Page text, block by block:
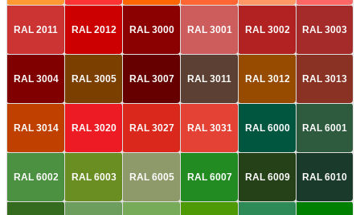
RAL 2011 RAL 2012 RAL 3000 RAL 3001 RAL 3002 RAL 3003
RAL 3004 RAL 3005 RAL 3007 RAL 3011 RAL 3012 RAL 3013
RAL 3014 RAL 3020 RAL 3027 RAL 3031 RAL 6000 RAL 6001
RAL 6002 RAL 6003 RAL 6005 RAL 6007 RAL 6009 RAL 6010